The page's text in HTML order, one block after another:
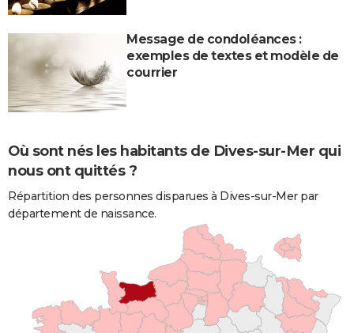
Message de condoléances :
exemples de textes et modèle de
courrier
Où sont nés les habitants de Dives-sur-Mer qui
nous ont quittés ?
Répartition des personnes disparues à Dives-sur-Mer par
département de naissance.